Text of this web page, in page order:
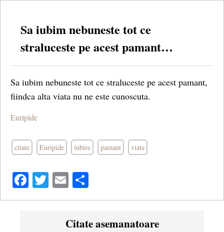
Sa iubim nebuneste tot ce
straluceste pe acest pamant…
Sa iubim nebuneste tot ce straluceste pe acest pamant,
fiindca alta viata nu ne este cunoscuta.
Euripide
citate Euripide iubire pamant viata
Facebook
Twitter
Email
Citate asemanatoare